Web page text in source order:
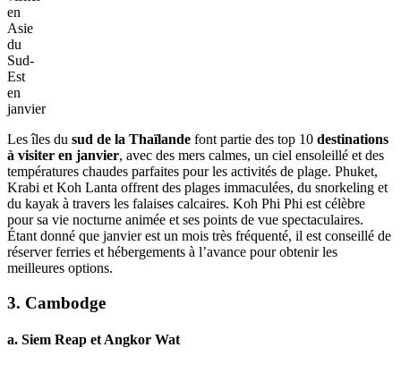
Meilleures
destinations
à
visiter
en
Asie
Sud-
en